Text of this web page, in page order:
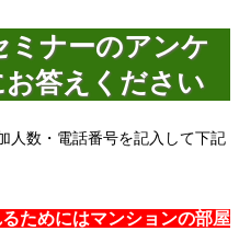
ミナーのアンケ
お答えください
人数・電話番号を記入して下記
ためにはマンションの部屋